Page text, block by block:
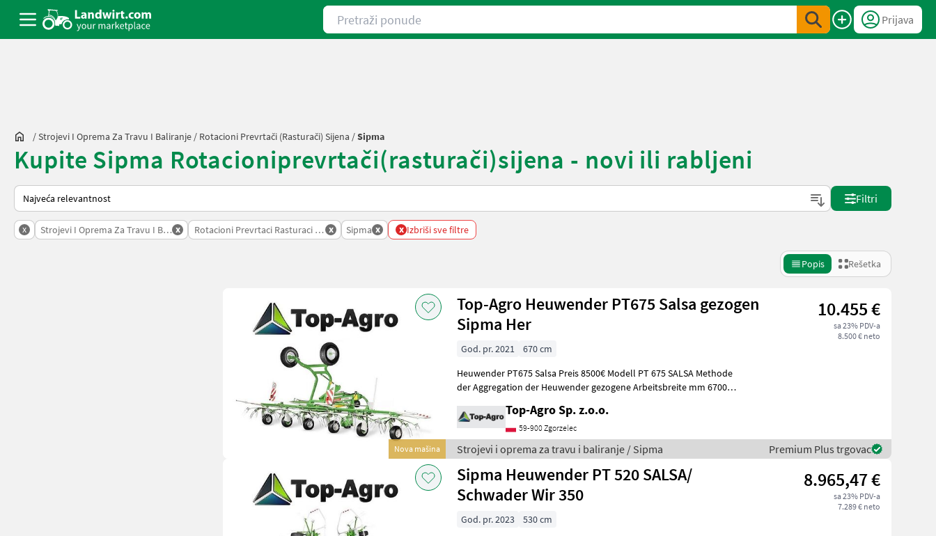
Pretraži ponude
Prijava
/Strojevi I Oprema Za Travu I Baliranje / Rotacioni Prevrtači (rasturači) Sijena /Sipma
Kupite Sipma Rotacioniprevrtači(rasturači)sijena - novi ili rabljeni
Tako se sortira na Landwirt.com
Filtri
x Strojevi I Oprema Za Travu I Baliranje
x Rotacioni Prevrtaci Rasturaci Sijena
x Sipma x x Izbriši sve filtre
Popis Rešetka
Nova mašina
Top-Agro Heuwender PT675 Salsa gezogen
Sipma Her
10.455 €
sa 23% PDV-a
8.500 € neto
God. pr. 2021
670 cm
Heuwender PT675 Salsa Preis 8500€ Modell PT 675 SALSA Methode
der Aggregation der Heuwender gezogene Arbeitsbreite mm 6700
Top-Agro Sp. z.o.o.
59-900 Zgorzelec
Strojevi i oprema za travu i baliranje / Sipma Premium Plus trgovac
Sipma Heuwender PT 520 SALSA/
Schwader Wir 350
8.965,47 €
sa 23% PDV-a
7.289 € neto
God. pr. 2023
530 cm